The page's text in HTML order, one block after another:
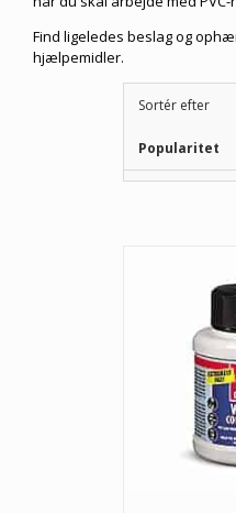
Find ligeledes beslag og
hjælpemidler.
Sortér efter
Popularitet
Vis34